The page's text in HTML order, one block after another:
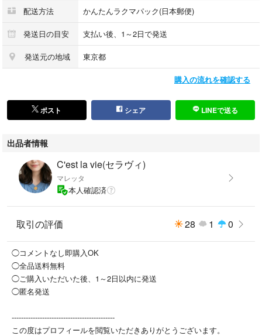
○サイズ フリーサイズ 平置き実寸
肩幅43.5 cm
身幅49.5 cm
※素人採寸ですので、若干の誤差はご了承下さい。
○状態
目立った汚れや傷はなく、レースの状態も良好です。素材の風合いを活か
した丁寧な手洗いでケアをしています。
本体：コットン 100%
レース部分：コットン 80% ナイロン 20%
（広幅レースはコットン 100%）
迅速丁寧に梱包し、匿名配送にて発送いたします。
折れシワなど発生する可能性がごさいますがご了承下さい。
配送方法 かんたんラクマパック(日本郵便)
発送日の目安 支払い後、1～2日で発送
発送元の地域 東京都
購入の流れを確認する
ポスト シェア LINEで送る
出品者情報
C'est la vie(セラヴィ)
マレッタ
本人確認済
取引の評価 28 1 0
◯コメントなし即購入OK
◯全品送料無料
◯ご購入いただいた後、1～2日以内に発送
◯匿名発送
--------------------------------------------
この度はプロフィールを閲覧いただきありがとうございます。